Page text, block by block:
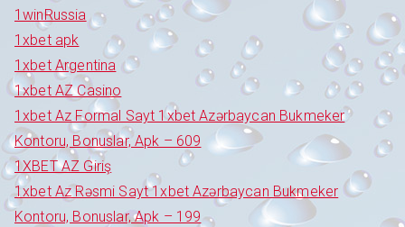
1winRussia
1xbet apk
1xbet Argentina
1xbet AZ Casino
1xbet Az Formal Sayt 1xbet Azərbaycan Bukmeker
Kontoru, Bonuslar, Apk – 609
1XBET AZ Giriş
1xbet Az Rəsmi Sayt 1xbet Azərbaycan Bukmeker
Kontoru, Bonuslar, Apk – 199